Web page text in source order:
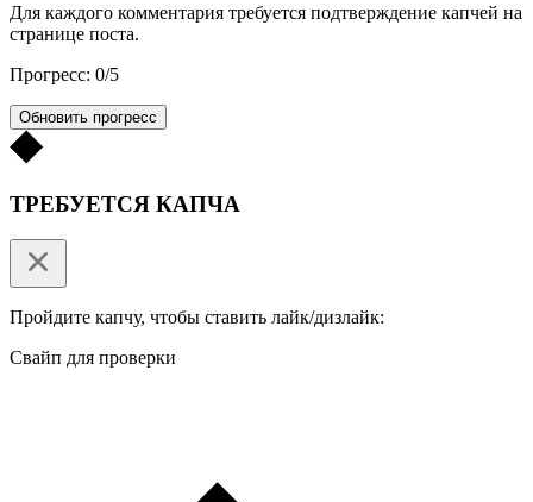
Для каждого комментария требуется подтверждение капчей на
странице поста.
Прогресс: 0/5
Обновить прогресс
ТРЕБУЕТСЯ КАПЧА
Пройдите капчу, чтобы ставить лайк/дизлайк:
Свайп для проверки